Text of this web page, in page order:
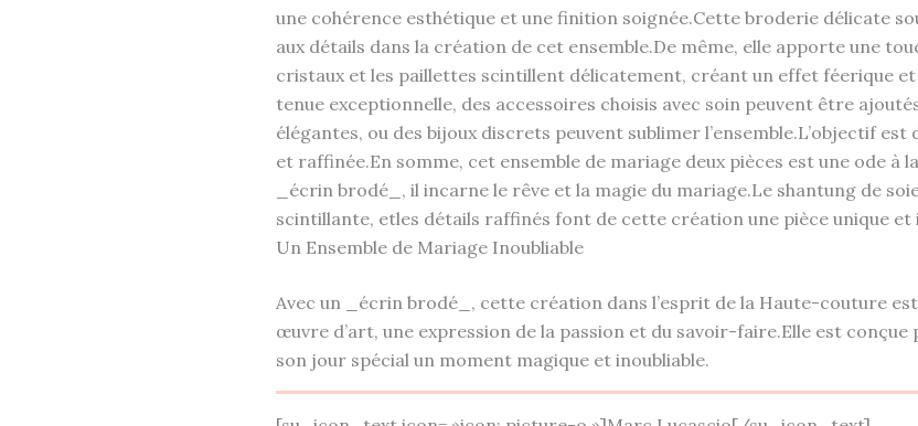
une cohérence esthétique et une finition soignée.Cette broderie délicate
aux détails dans la création de cet ensemble.De même, elle apporte une
cristaux et les paillettes scintillent délicatement, créant un effet féerique
tenue exceptionnelle, des accessoires choisis avec soin peuvent être
élégantes, ou des bijoux discrets peuvent sublimer l’ensemble.L’objectif
et raffinée.En somme, cet ensemble de mariage deux pièces est une ode à
_écrin brodé_, il incarne le rêve et la magie du mariage.Le shantung de
scintillante, etles détails raffinés font de cette création une pièce unique et
Un Ensemble de Mariage Inoubliable
Avec un _écrin brodé_, cette création dans l’esprit de la Haute-couture est
œuvre d’art, une expression de la passion et du savoir-faire.Elle est
son jour spécial un moment magique et inoubliable.